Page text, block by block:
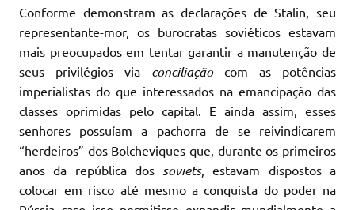
Conforme demonstram as declarações de Stalin, seu
representante-mor, os burocratas soviéticos estavam
mais preocupados em tentar garantir a manutenção de
seus privilégios via conciliaçãocom as potências
imperialistas do que interessados na emancipação das
classes oprimidas pelo capital. E ainda assim, esses
senhores possuíam a pachorra de se reivindicarem
“herdeiros” dos Bolcheviques que, durante os primeiros
anos da república dos soviets, estavam dispostos a
colocar em risco até mesmo a conquista do poder na